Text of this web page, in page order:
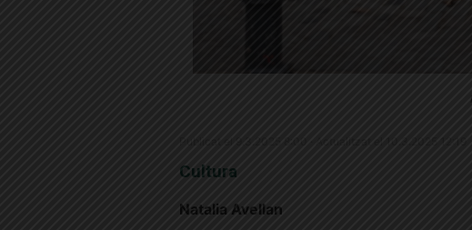
Cultura
Natalia Avellan